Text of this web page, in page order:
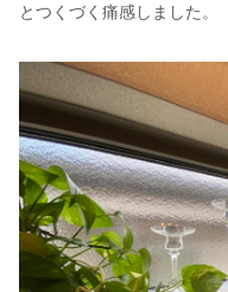
とつくづく痛感しました。